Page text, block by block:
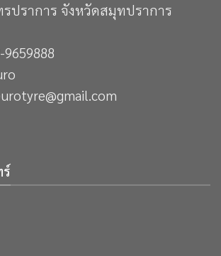
รปราการ จังหวัดสมุทปราการ
9659888